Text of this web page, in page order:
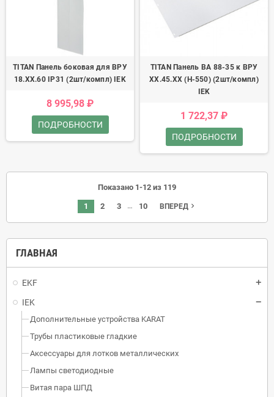
ГЛАВНАЯ
EKF
IEK
Дополнительные устройства KARAT
Трубы пластиковые гладкие
Аксессуары для лотков металлических
Лампы светодиодные
Витая пара ШПД
TITAN Панель боковая для ВРУ
18.ХХ.60 IP31 (2шт/компл) IEK
8 995,98 ₽
ПОДРОБНОСТИ
TITAN Панель ВА 88-35 к ВРУ
ХХ.45.ХХ (H-550) (2шт/компл)
IEK
1 722,37 ₽
ПОДРОБНОСТИ
Показано 1-12 из 119
1 2 3 … 10 ВПЕРЕДnavigate_next